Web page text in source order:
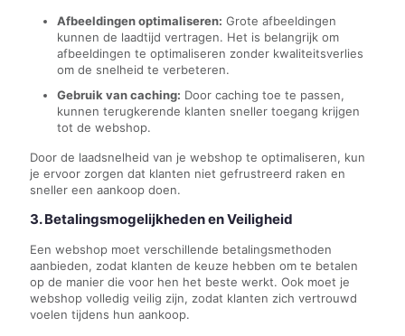
Afbeeldingen optimaliseren: Grote afbeeldingen
kunnen de laadtijd vertragen. Het is belangrijk om
afbeeldingen te optimaliseren zonder kwaliteitsverlies
om de snelheid te verbeteren.
Gebruik van caching: Door caching toe te passen,
kunnen terugkerende klanten sneller toegang krijgen
tot de webshop.
Door de laadsnelheid van je webshop te optimaliseren, kun
je ervoor zorgen dat klanten niet gefrustreerd raken en
sneller een aankoop doen.
3. Betalingsmogelijkheden en Veiligheid
Een webshop moet verschillende betalingsmethoden
aanbieden, zodat klanten de keuze hebben om te betalen
op de manier die voor hen het beste werkt. Ook moet je
webshop volledig veilig zijn, zodat klanten zich vertrouwd
voelen tijdens hun aankoop.